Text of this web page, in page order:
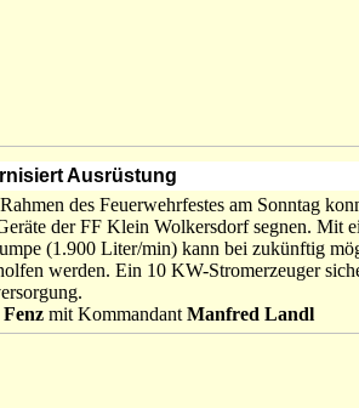
Ausrüstung
des Feuerwehrfestes am Sonntag
der FF Klein Wolkersdorf segnen. Mit
(1.900 Liter/min) kann bei zukünftig
werden. Ein 10 KW-Stromerzeuger
mit Kommandant Manfred Landl